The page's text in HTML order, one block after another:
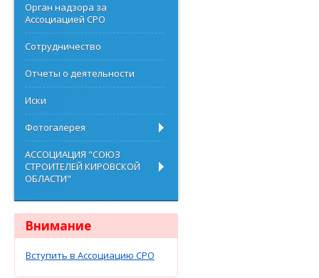
Орган надзора за
Ассоциацией СРО
Сотрудничество
Отчеты о деятельности
Иски
Фотогалерея
АССОЦИАЦИЯ "СОЮЗ
СТРОИТЕЛЕЙ КИРОВСКОЙ
ОБЛАСТИ"
Внимание
Вступить в Ассоциацию СРО